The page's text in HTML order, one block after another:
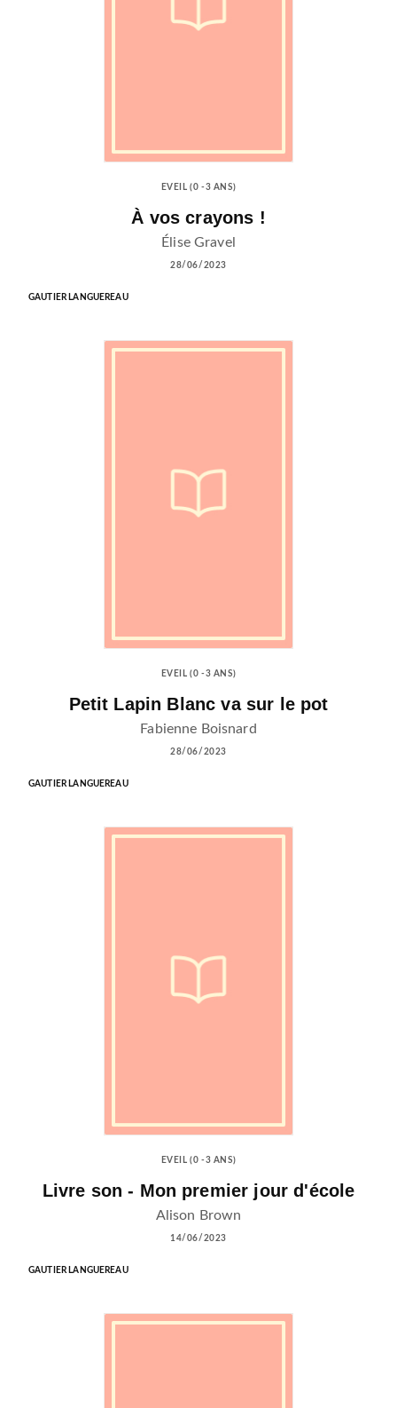
EVEIL (0 -3 ANS)
À vos crayons !
Élise Gravel
28/06/2023
GAUTIER LANGUEREAU
EVEIL (0 -3 ANS)
Petit Lapin Blanc va sur le pot
Fabienne Boisnard
28/06/2023
GAUTIER LANGUEREAU
EVEIL (0 -3 ANS)
Livre son - Mon premier jour d'école
Alison Brown
14/06/2023
GAUTIER LANGUEREAU